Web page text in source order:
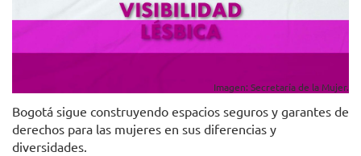
Imagen: Secretaría de la Mujer.
Bogotá sigue construyendo espacios seguros y garantes de
derechos para las mujeres en sus diferencias y
diversidades.